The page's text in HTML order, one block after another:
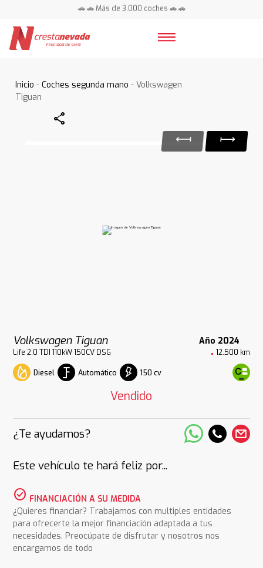
🚗 🚗 Más de 3.000 coches 🚗 🚗
Inicio -Coches segunda mano - Volkswagen
Tiguan
Share
Volkswagen Tiguan Año 2024
Life 2.0 TDI 110kW 150CV DSG 12.500 km
Diesel Automático 150 cv
Vendido
¿Te ayudamos?
Este vehículo te hará feliz por...
check_circle FINANCIACIÓN A SU MEDIDA
¿Quieres financiar? Trabajamos con multiples entidades
para ofrecerte la mejor financiación adaptada a tus
necesidades. Preocúpate de disfrutar y nosotros nos
encargamos de todo